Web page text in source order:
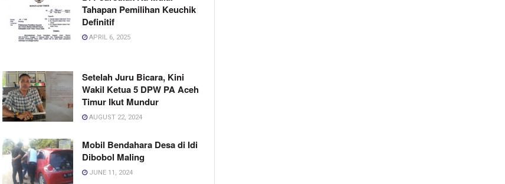
Tahapan Pemilihan Keuchik
Definitif
APRIL 6, 2025
Setelah Juru Bicara, Kini
Wakil Ketua 5 DPW PA Aceh
Timur Ikut Mundur
AUGUST 22, 2024
Mobil Bendahara Desa di Idi
Dibobol Maling
JUNE 11, 2024